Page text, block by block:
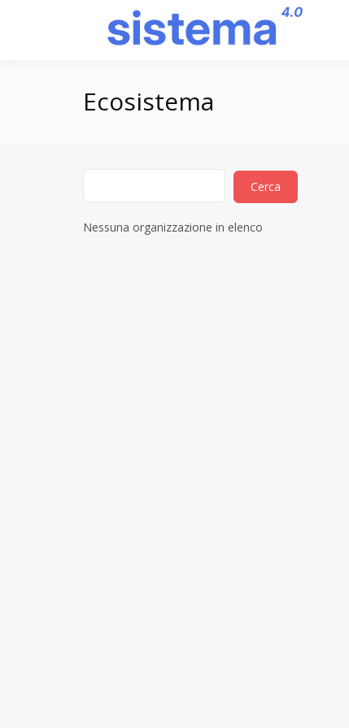
Ecosistema
Nessuna organizzazione in elenco